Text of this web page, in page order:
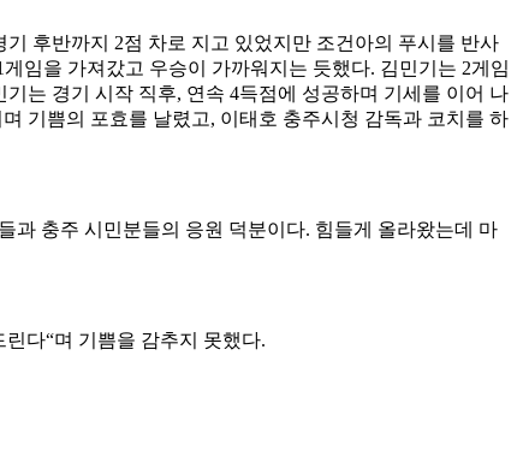
기 후반까지 2점 차로 지고 있었지만 조건아의 푸시를 반사
게임을 가져갔고 우승이 가까워지는 듯했다. 김민기는 2게임
기는 경기 시작 직후, 연속 4득점에 성공하며 기세를 이어 나
기쁨의 포효를 날렸고, 이태호 충주시청 감독과 코치를 하
과 충주 시민분들의 응원 덕분이다. 힘들게 올라왔는데 마
린다“며 기쁨을 감추지 못했다.